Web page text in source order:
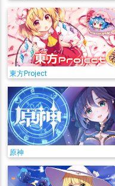
東方Project
原神